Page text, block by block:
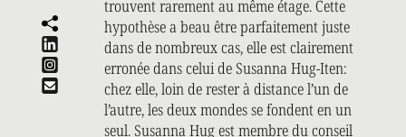
trouvent rarement au même étage. Cette
hypothèse a beau être parfaitement juste
dans de nombreux cas, elle est clairement
erronée dans celui de Susanna Hug-Iten:
chez elle, loin de rester à distance l’un de
l’autre, les deux mondes se fondent en un
seul. Susanna Hug est membre du conseil